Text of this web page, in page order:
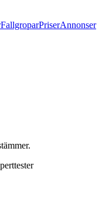
FallgroparPriserAnnonser